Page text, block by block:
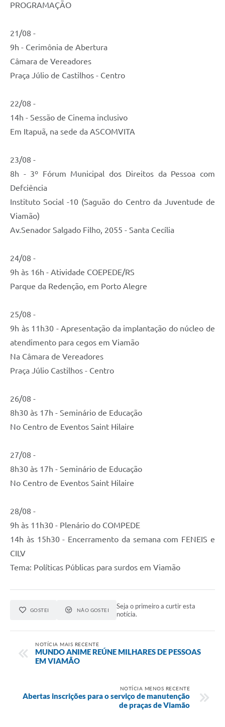
PROGRAMAÇÃO
21/08 -
9h - Cerimônia de Abertura
Câmara de Vereadores
Praça Júlio de Castilhos - Centro
22/08 -
14h - Sessão de Cinema inclusivo
Em Itapuã, na sede da ASCOMVITA
23/08 -
8h - 3º Fórum Municipal dos Direitos da Pessoa com
Defciência
Instituto Social -10 (Saguão do Centro da Juventude de
Viamão)
Av.Senador Salgado Filho, 2055 - Santa Cecília
24/08 -
9h às 16h - Atividade COEPEDE/RS
Parque da Redenção, em Porto Alegre
25/08 -
9h às 11h30 - Apresentação da implantação do núcleo de
atendimento para cegos em Viamão
Na Câmara de Vereadores
Praça Júlio Castilhos - Centro
26/08 -
8h30 às 17h - Seminário de Educação
No Centro de Eventos Saint Hilaire
27/08 -
8h30 às 17h - Seminário de Educação
No Centro de Eventos Saint Hilaire
28/08 -
9h às 11h30 - Plenário do COMPEDE
14h às 15h30 - Encerramento da semana com FENEIS e
CILV
Tema: Políticas Públicas para surdos em Viamão
GOSTEI NÃO GOSTEI
Seja o primeiro a curtir esta
notícia.
NOTÍCIA MAIS RECENTE
MUNDO ANIME REÚNE MILHARES DE PESSOAS
EM VIAMÃO
NOTÍCIA MENOS RECENTE
Abertas inscrições para o serviço de manutenção
de praças de Viamão